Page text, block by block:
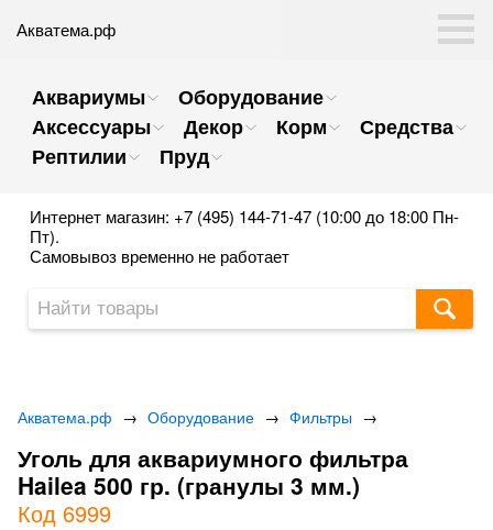
Акватема.рф
Аквариумы
Оборудование
Аксессуары
Декор Корм
Средства
Рептилии
Пруд
Интернет магазин: +7 (495) 144-71-47 (10:00 до 18:00 Пн-
Пт).
Самовывоз временно не работает
Акватема.рф → Оборудование → Фильтры →
Уголь для аквариумного фильтра
Hailea 500 гр. (гранулы 3 мм.)
Код 6999